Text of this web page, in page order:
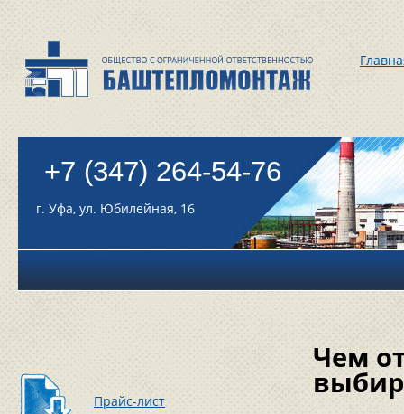
+7 (347) 264-54-76
г. Уфа, ул. Юбилейная, 16
Прайс-лист
Чем